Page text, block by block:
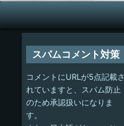
メ
イ
スパムコメント対策
コメントにURLが5点記載さ
れていますと、スパム防止
のため承認扱いになりま
す。